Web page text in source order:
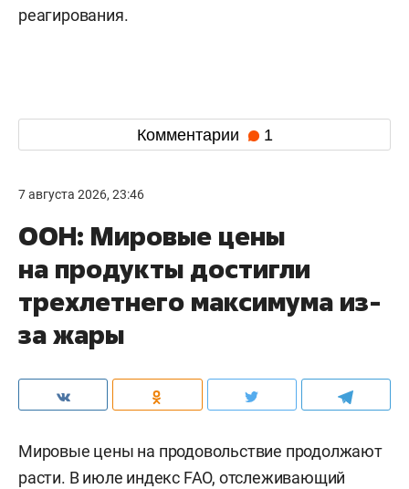
реагирования.
Комментарии 1
7 августа 2026, 23:46
ООН: Мировые цены
на продукты достигли
трехлетнего максимума из-
за жары
Мировые цены на продовольствие продолжают
расти. В июле индекс FAO, отслеживающий